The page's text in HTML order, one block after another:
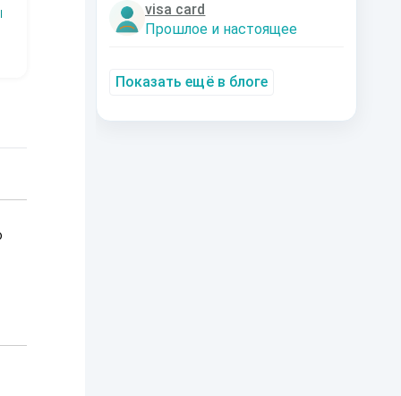
visa card
Прошлое и настоящее
Показать ещё в блоге
Наталья
Шкуриндина
Константин
Муравьев
Аксюта Янсен